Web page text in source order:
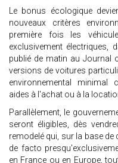
Le bonus écologique
nouveaux critères
première fois les
exclusivement électriques,
publié de matin au Journal
versions de voitures
environnemental minimal
aides à l'achat ou à la
Parallèlement, le
seront éligibles, dès
remodelé qui, sur la base
de facto
en France ou en Europe,